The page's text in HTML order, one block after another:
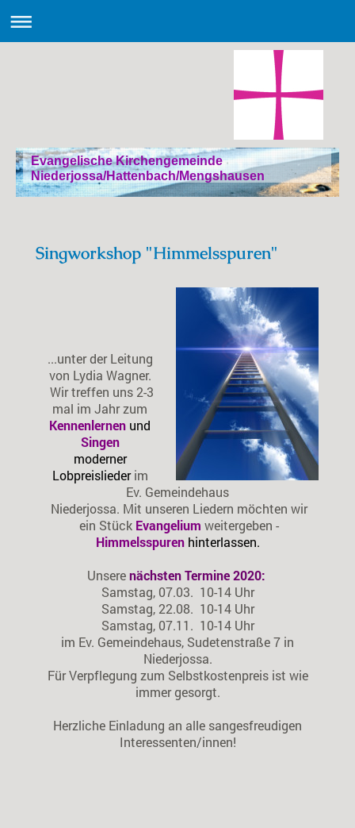
Evangelische Kirchengemeinde
Niederjossa/Hattenbach/Mengshausen
Singworkshop "Himmelsspuren"
...unter der Leitung
von Lydia Wagner.
Wir treffen uns 2-3
mal im Jahr zum
Kennenlernen und
Singen
moderner
Lobpreisliederim
Ev. Gemeindehaus
Niederjossa. Mit unseren Liedern möchten wir
ein Stück Evangelium weitergeben -
Himmelsspuren hinterlassen.
Unsere nächsten Termine 2020:
Samstag, 07.03. 10-14 Uhr
Samstag, 22.08. 10-14 Uhr
Samstag, 07.11. 10-14 Uhr
im Ev. Gemeindehaus, Sudetenstraße 7 in
Niederjossa.
Für Verpflegung zum Selbstkostenpreis ist wie
immer gesorgt.
Herzliche Einladung an alle sangesfreudigen
Interessenten/innen!